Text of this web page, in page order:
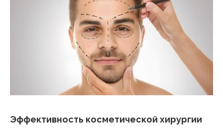
Эффективность косметической хирургии